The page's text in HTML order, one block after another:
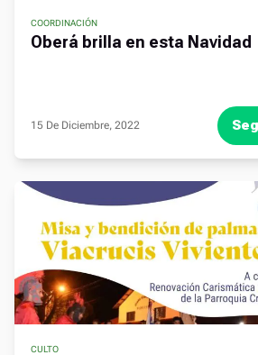
COORDINACIÓN
Oberá brilla en esta Navidad
15 De Diciembre, 2022
CULTO